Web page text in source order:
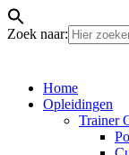
Zoek naar:
Home
Opleidingen
Trainer